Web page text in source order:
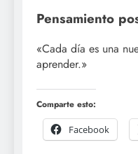
Pensamiento
«Cada día es una
aprender.»
Comparte esto:
Facebook